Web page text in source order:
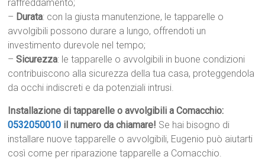
raffreddamento;
– Durata: con la giusta manutenzione, le tapparelle o
avvolgibili possono durare a lungo, offrendoti un
investimento durevole nel tempo;
–Sicurezza: le tapparelle o avvolgibili in buone condizioni
contribuiscono alla sicurezza della tua casa, proteggendola
da occhi indiscreti e da potenziali intrusi.
Installazione di tapparelle o avvolgibili a Comacchio:
0532050010 il numero da chiamare! Se hai bisogno di
installare nuove tapparelle o avvolgibili, Eugenio può aiutarti
così come per riparazione tapparelle a Comacchio.